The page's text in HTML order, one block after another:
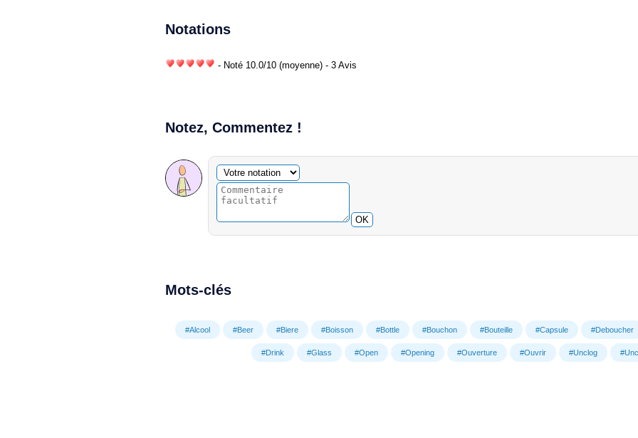
Notations
- Noté 10.0/10 (moyenne) - 3 Avis
Notez, Commentez !
Commentaire facultatif
Votre notation
OK
Mots-clés
#Alcool #Beer #Biere #Boisson #Bottle #Bouchon #Bouteille #Capsule #Deboucher
#Drink #Glass #Open #Opening #Ouverture #Ouvrir #Unclog